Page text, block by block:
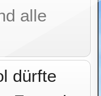
alle
dürfte